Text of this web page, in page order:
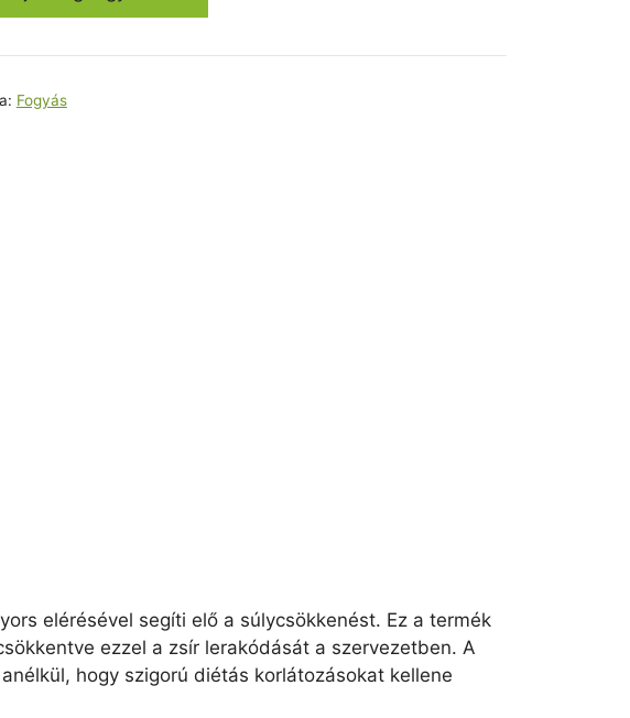
22800,00 Ft.11400,00 Ft.
Fogyás
elérésével segíti elő a súlycsökkenést. Ez a termék
ezzel a zsír lerakódását a szervezetben. A
hogy szigorú diétás korlátozásokat kellene